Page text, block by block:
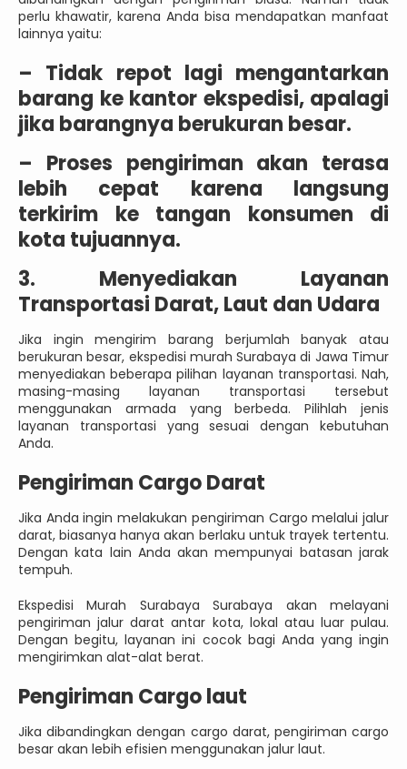
perlu khawatir, karena Anda bisa mendapatkan manfaat
lainnya yaitu:
– Tidak repot lagi mengantarkan
barang ke kantor ekspedisi, apalagi
jika barangnya berukuran besar.
– Proses pengiriman akan terasa
lebih cepat karena langsung
terkirim ke tangan konsumen di
kota tujuannya.
3. Menyediakan Layanan
Transportasi Darat, Laut dan Udara
Jika ingin mengirim barang berjumlah banyak atau
berukuran besar, ekspedisi murah Surabaya di Jawa Timur
menyediakan beberapa pilihan layanan transportasi. Nah,
masing-masing layanan transportasi tersebut
menggunakan armada yang berbeda. Pilihlah jenis
layanan transportasi yang sesuai dengan kebutuhan
Anda.
Pengiriman Cargo Darat
Jika Anda ingin melakukan pengiriman Cargo melalui jalur
darat, biasanya hanya akan berlaku untuk trayek tertentu.
Dengan kata lain Anda akan mempunyai batasan jarak
tempuh.
Ekspedisi Murah Surabaya Surabaya akan melayani
pengiriman jalur darat antar kota, lokal atau luar pulau.
Dengan begitu, layanan ini cocok bagi Anda yang ingin
mengirimkan alat-alat berat.
Pengiriman Cargo laut
Jika dibandingkan dengan cargo darat, pengiriman cargo
besar akan lebih efisien menggunakan jalur laut.